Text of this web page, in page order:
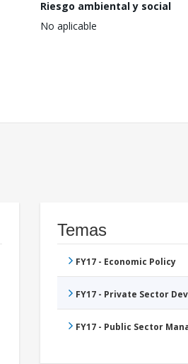
Riesgo ambiental y social
No aplicable
Temas
FY17 - Economic Policy
FY17 - Private Sector
FY17 - Public Sector